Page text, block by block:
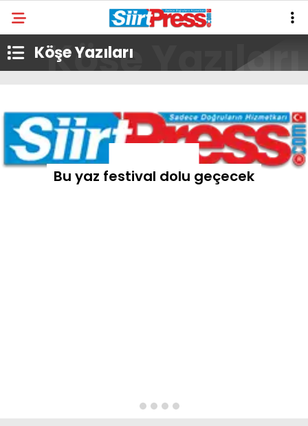
Köşe Yazıları
Bu yaz festival dolu geçecek